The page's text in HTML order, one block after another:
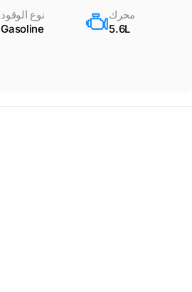
نوع الوقود
Gasoline
محرك
5.6L